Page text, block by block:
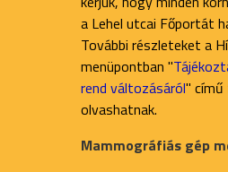
a Lehel utcai Főportát
További részleteket a
menüpontban "
rend változásáról" című
olvashatnak.
Mammográfiás gép